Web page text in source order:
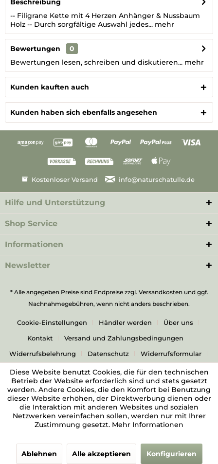
Beschreibung
-- Filigrane Kette mit 4 Herzen Anhänger & Nussbaum
Holz -- Durch sorgfältige Auswahl jedes... mehr
Bewertungen
0
Bewertungen lesen, schreiben und diskutieren... mehr
Kunden kauften auch
Kunden haben sich ebenfalls angesehen
Kostenloser Versand info@naturschatulle.de
Hilfe und Unterstützung
Shop Service
Informationen
Newsletter
* Alle angegeben Preise sind Endpreise zzgl. Versandkostenund ggf.
Nachnahmegebühren, wenn nicht anders beschrieben.
Cookie-Einstellungen Händler werden
Über uns
Kontakt
Versand und Zahlungsbedingungen
Widerrufsbelehrung
Datenschutz
Widerrufsformular
AGB
Impressum
Diese Website benutzt Cookies, die für den technischen
Betrieb der Website erforderlich sind und stets gesetzt
werden. Andere Cookies, die den Komfort bei Benutzung
dieser Website erhöhen, der Direktwerbung dienen oder
die Interaktion mit anderen Websites und sozialen
Netzwerken vereinfachen sollen, werden nur mit Ihrer
Zustimmung gesetzt. Mehr Informationen
Ablehnen Alle akzeptieren Konfigurieren